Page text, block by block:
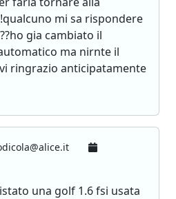
mi sa rispondere
gia cambiato il
ma nirnte il
ringrazio anticipatamente
una golf 1.6 fsi usata